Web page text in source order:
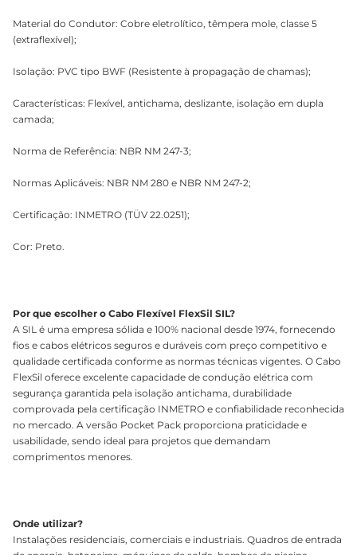
Material do Condutor: Cobre eletrolítico, têmpera mole, classe 5
(extraflexível);
Isolação: PVC tipo BWF (Resistente à propagação de chamas);
Características: Flexível, antichama, deslizante, isolação em dupla
camada;
Norma de Referência: NBR NM 247-3;
Normas Aplicáveis: NBR NM 280 e NBR NM 247-2;
Certificação: INMETRO (TÜV 22.0251);
Cor: Preto.
Por que escolher o Cabo Flexível FlexSil SIL?
A SIL é uma empresa sólida e 100% nacional desde 1974, fornecendo
fios e cabos elétricos seguros e duráveis com preço competitivo e
qualidade certificada conforme as normas técnicas vigentes. O Cabo
FlexSil oferece excelente capacidade de condução elétrica com
segurança garantida pela isolação antichama, durabilidade
comprovada pela certificação INMETRO e confiabilidade reconhecida
no mercado. A versão Pocket Pack proporciona praticidade e
usabilidade, sendo ideal para projetos que demandam
comprimentos menores.
Onde utilizar?
Instalações residenciais, comerciais e industriais. Quadros de entrada